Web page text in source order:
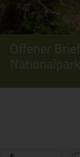
Offener